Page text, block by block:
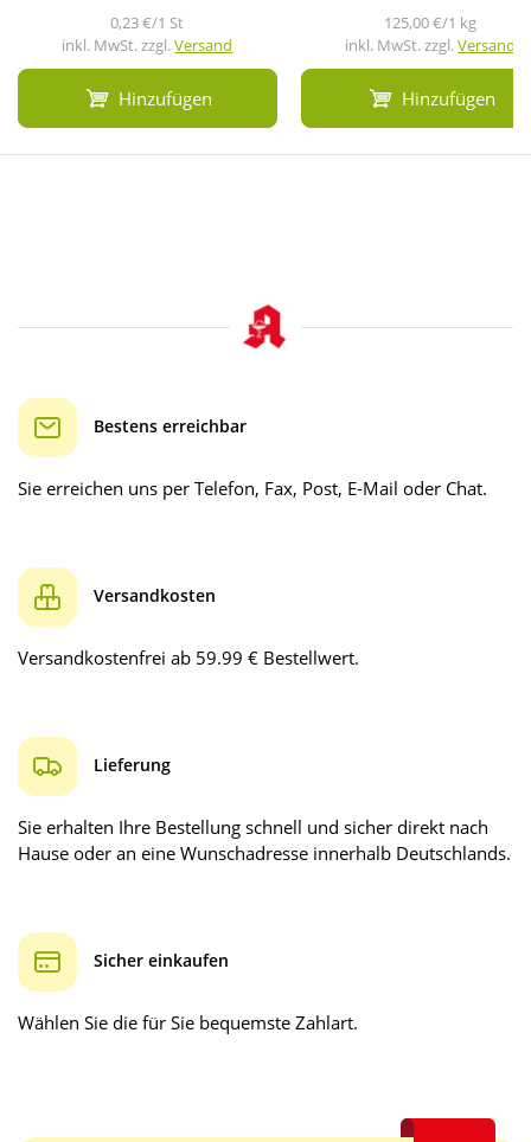
0,23 €/1 St
inkl. MwSt. zzgl.Versand
Hinzufügen
125,00 €/1 kg
inkl. MwSt. zzgl.Versand
Hinzufügen
Bestens erreichbar
Sie erreichen uns per Telefon, Fax, Post, E-Mail oder Chat.
Versandkosten
Versandkostenfrei ab 59.99 € Bestellwert.
Lieferung
Sie erhalten Ihre Bestellung schnell und sicher direkt nach
Hause oder an eine Wunschadresse innerhalb Deutschlands.
Sicher einkaufen
Wählen Sie die für Sie bequemste Zahlart.